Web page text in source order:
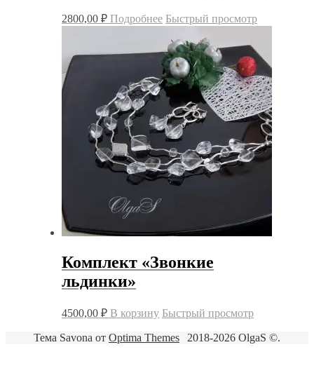
2800,00 ₽ Подробнее Быстрый просмотр
Комплект «Звонкие
льдинки»
4500,00 ₽ В корзину Быстрый просмотр
2018-2026 OlgaS ©.
Тема Savona от Optima Themes